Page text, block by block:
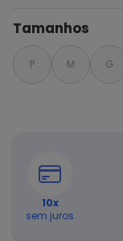
Tamanhos
P M G
10x
sem juros